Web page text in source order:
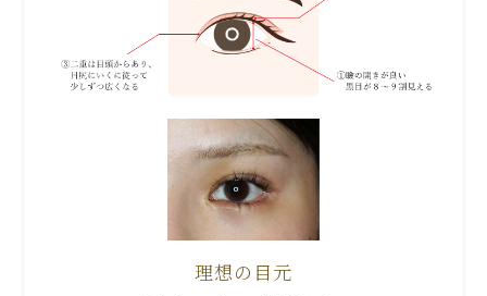
理想の目元